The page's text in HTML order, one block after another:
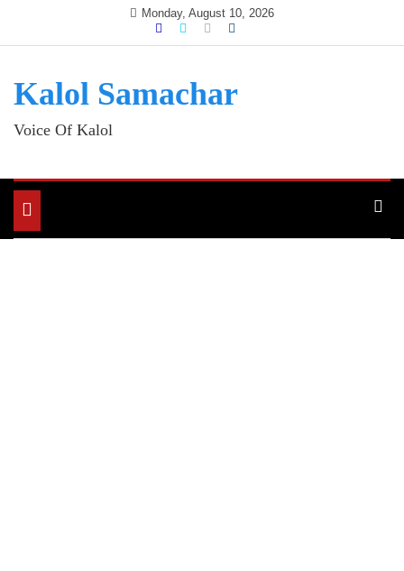
Monday, August 10, 2026
Kalol Samachar
Voice Of Kalol
Toggle
navigation